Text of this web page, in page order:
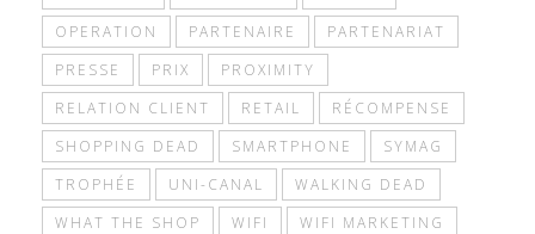
OPERATION
PARTENAIRE
PARTENARIAT
PRESSE
PRIX
PROXIMITY
RELATION CLIENT
RETAIL
RÉCOMPENSE
SHOPPING DEAD
SMARTPHONE
SYMAG
TROPHÉE
UNI-CANAL
WALKING DEAD
WHAT THE SHOP
WIFI WIFI MARKETING